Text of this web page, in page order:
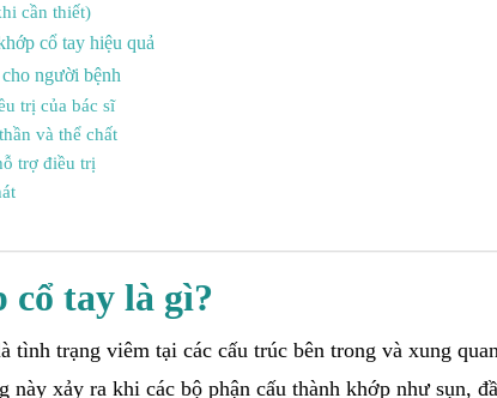
cần thiết)
cổ tay hiệu quả
người bệnh
trị của bác sĩ
và thể chất
trợ điều trị
cổ tay là gì?
tình trạng viêm tại các cấu trúc bên trong và xung
này xảy ra khi các bộ phận cấu thành khớp như sụn,